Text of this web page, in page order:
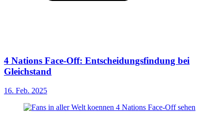
4 Nations Face-Off: Entscheidungsfindung bei
Gleichstand
16. Feb. 2025